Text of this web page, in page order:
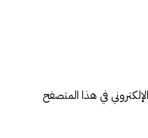
في هذا المتصفح